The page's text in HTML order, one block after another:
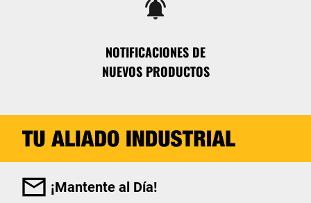
notifications_active
NOTIFICACIONES DE
NUEVOS PRODUCTOS
¡Mantente al Día!